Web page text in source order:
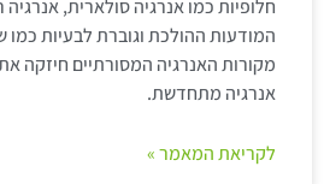
חלופיות כמו אנרגיה סולארית, אנרגיה
המודעות ההולכת וגוברת לבעיות כמו
מקורות האנרגיה המסורתיים חיזקה
אנרגיה מתחדשת.
לקריאת המאמר »